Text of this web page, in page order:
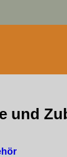
und